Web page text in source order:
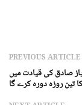
PREVIOUS ARTICLE
صادق کی قیادت میں